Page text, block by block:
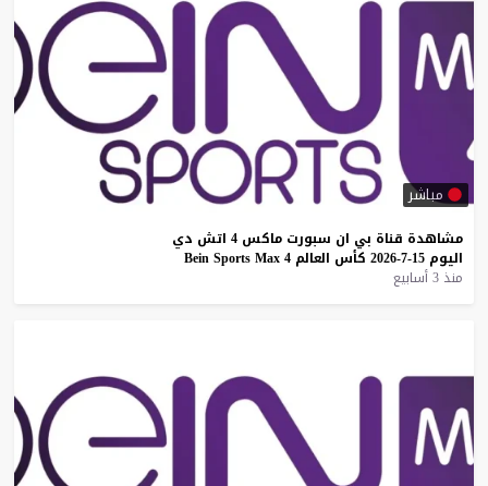
مباشر
مشاهدة قناة بي ان سبورت ماكس 4 اتش دي
اليوم 15-7-2026 كأس العالم Bein Sports Max 4
منذ 3 أسابيع